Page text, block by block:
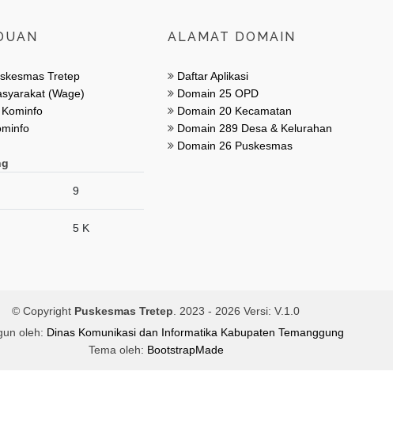
Tretep
(Wage)
9
5 K
ALAMAT DOMAIN
Daftar Aplikasi
Domain 25 OPD
Domain 20 Kecamatan
Domain 289 Desa & Kelurahan
Domain 26 Puskesmas
© Copyright Puskesmas Tretep . 2023 - 2026 Versi: V.1.0
oleh: Dinas Komunikasi dan Informatika Kabupaten Temanggung
Tema oleh: BootstrapMade